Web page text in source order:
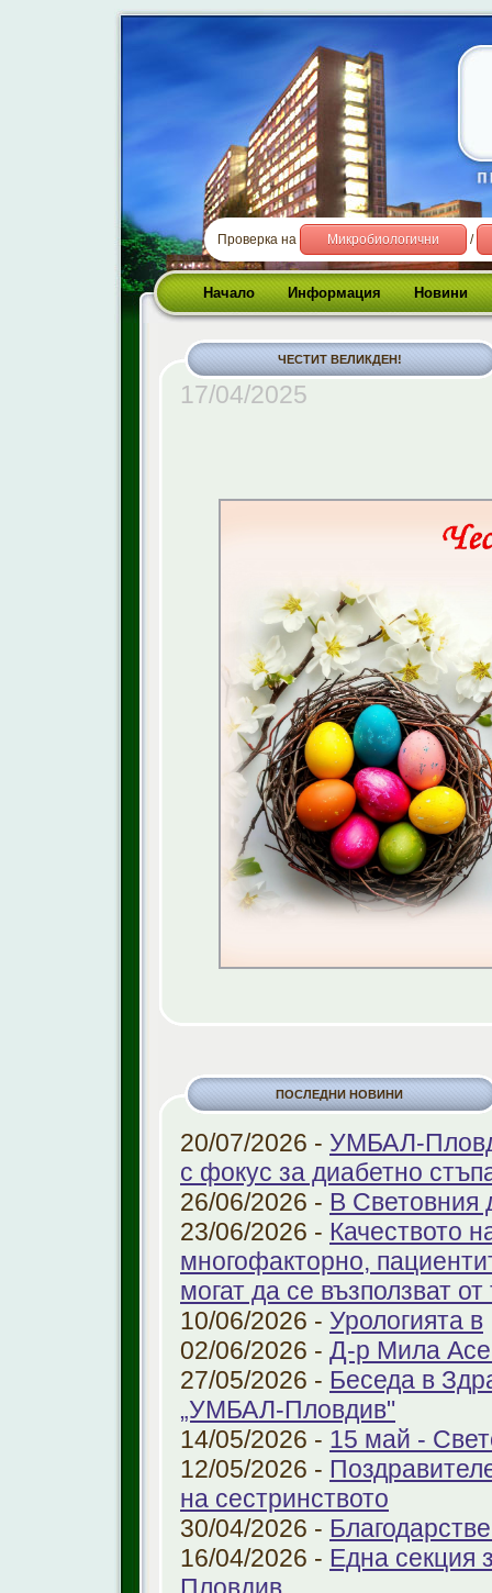
Проверка на Микробиологични /
Начало Информация Новини
ЧЕСТИТ ВЕЛИКДЕН!
17/04/2025
ПОСЛЕДНИ НОВИНИ
20/07/2026 - УМБАЛ-
с фокус за диабетно
26/06/2026 - В Световния
23/06/2026 - Качеството
многофакторно,
могат да се възползват от
10/06/2026 - Урологията в
02/06/2026 - Д-р Мила
27/05/2026 - Беседа в
„УМБАЛ-Пловдив"
14/05/2026 - 15 май -
12/05/2026 -
на сестринството
30/04/2026 -
16/04/2026 - Една секция